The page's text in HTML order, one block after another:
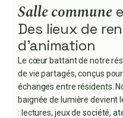
Salle commune
Des lieux de
d'animation
Le cœur battant de notre
de vie partagés, conçus
échanges entre résidents.
baignée de lumière devient
: lectures, jeux de société,